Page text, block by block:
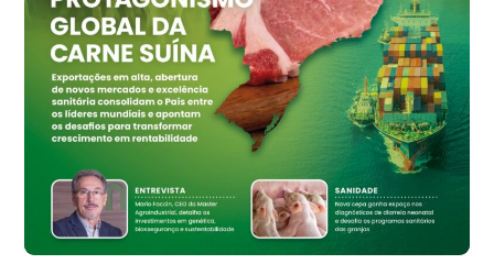
Ovo Branco - Regional
Bastos (SP)
R$ 134,42
cx
Ovo Vermelho - Regional
Bastos (SP)
R$ 148,56
cx
Frango - Indicador